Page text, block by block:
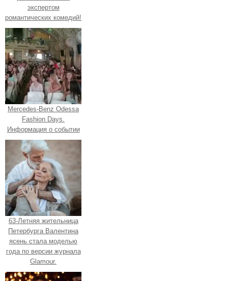
экспертом
романтических комедий!
Mercedes-Benz Odessa
Fashion Days.
Информация о событии
63-Летняя жительница
Петербурга Валентина
ясень стала моделью
года по версии журнала
Glamour.